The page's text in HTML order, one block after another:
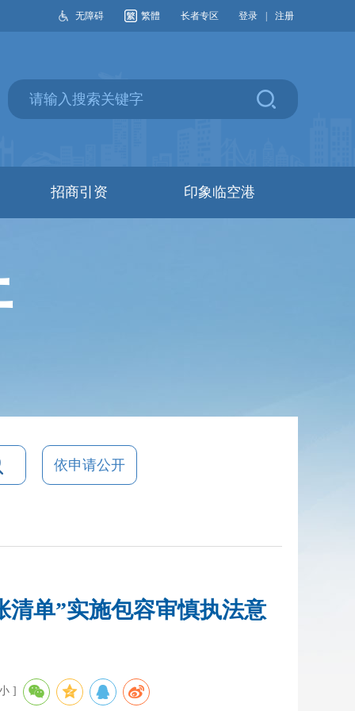
无障碍 繁體 长者专区 登录 注册
招商引资 印象临空港
依申请公开
清单”实施包容审慎执法意
]